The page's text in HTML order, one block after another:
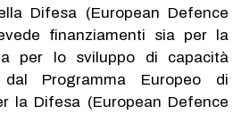
Difesa (European Defence
finanziamenti sia per la
per lo sviluppo di capacità
Programma Europeo di
la Difesa (European Defence